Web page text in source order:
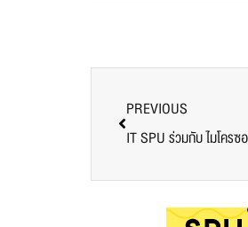
PREVIOUS